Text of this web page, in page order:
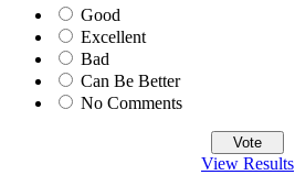
Good
Excellent
Bad
Can Be Better
No Comments
View Results